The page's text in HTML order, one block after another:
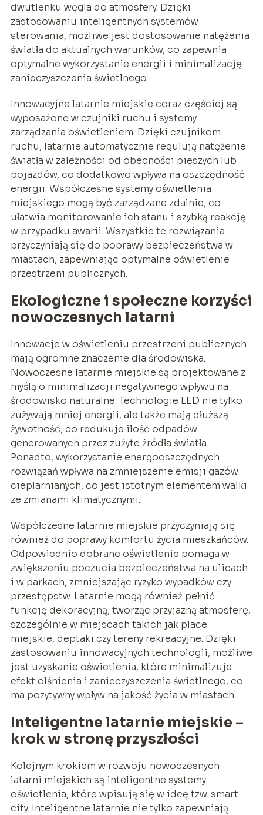
dwutlenku węgla do atmosfery. Dzięki
zastosowaniu inteligentnych systemów
sterowania, możliwe jest dostosowanie natężenia
światła do aktualnych warunków, co zapewnia
optymalne wykorzystanie energii i minimalizację
zanieczyszczenia świetlnego.
Innowacyjne latarnie miejskie coraz częściej są
wyposażone w czujniki ruchu i systemy
zarządzania oświetleniem. Dzięki czujnikom
ruchu, latarnie automatycznie regulują natężenie
światła w zależności od obecności pieszych lub
pojazdów, co dodatkowo wpływa na oszczędność
energii. Współczesne systemy oświetlenia
miejskiego mogą być zarządzane zdalnie, co
ułatwia monitorowanie ich stanu i szybką reakcję
w przypadku awarii. Wszystkie te rozwiązania
przyczyniają się do poprawy bezpieczeństwa w
miastach, zapewniając optymalne oświetlenie
przestrzeni publicznych.
Ekologiczne i społeczne korzyści
nowoczesnych latarni
Innowacje w oświetleniu przestrzeni publicznych
mają ogromne znaczenie dla środowiska.
Nowoczesne latarnie miejskie są projektowane z
myślą o minimalizacji negatywnego wpływu na
środowisko naturalne. Technologie LED nie tylko
zużywają mniej energii, ale także mają dłuższą
żywotność, co redukuje ilość odpadów
generowanych przez zużyte źródła światła.
Ponadto, wykorzystanie energooszczędnych
rozwiązań wpływa na zmniejszenie emisji gazów
cieplarnianych, co jest istotnym elementem walki
ze zmianami klimatycznymi.
Współczesne latarnie miejskie przyczyniają się
również do poprawy komfortu życia mieszkańców.
Odpowiednio dobrane oświetlenie pomaga w
zwiększeniu poczucia bezpieczeństwa na ulicach
i w parkach, zmniejszając ryzyko wypadków czy
przestępstw. Latarnie mogą również pełnić
funkcję dekoracyjną, tworząc przyjazną atmosferę,
szczególnie w miejscach takich jak place
miejskie, deptaki czy tereny rekreacyjne. Dzięki
zastosowaniu innowacyjnych technologii, możliwe
jest uzyskanie oświetlenia, które minimalizuje
efekt olśnienia i zanieczyszczenia świetlnego, co
ma pozytywny wpływ na jakość życia w miastach.
Inteligentne latarnie miejskie –
krok w stronę przyszłości
Kolejnym krokiem w rozwoju nowoczesnych
latarni miejskich są inteligentne systemy
oświetlenia, które wpisują się w ideę tzw. smart
city. Inteligentne latarnie nie tylko zapewniają